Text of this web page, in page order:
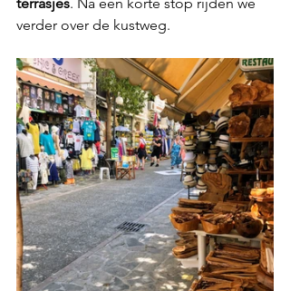
verder over de kustweg.